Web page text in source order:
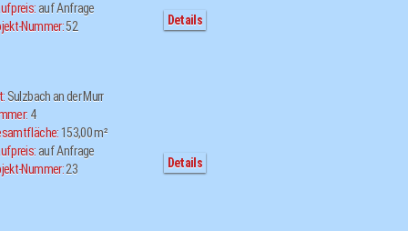
auf Anfrage
Nummer:52 Details
Sulzbach an der Murr
4
153,00 m²
auf Anfrage
Nummer:23 Details